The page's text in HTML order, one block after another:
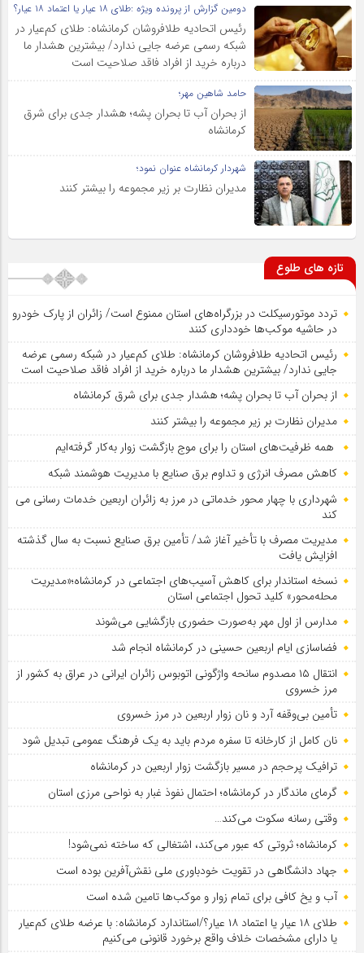
دومین گزارش از پرونده ویژه :طلای ۱۸ عیار یا اعتماد ۱۸ عیار؟
رئیس اتحادیه طلافروشان کرمانشاه: طلای کم‌عیار در
شبکه رسمی عرضه جایی ندارد/ بیشترین هشدار ما
درباره خرید از افراد فاقد صلاحیت است
حامد شاهین مهر؛
از بحران آب تا بحران پشه؛ هشدار جدی برای شرق
کرمانشاه
شهردار کرمانشاه عنوان نمود؛
مدیران نظارت بر زیر مجموعه را بیشتر کنند
تازه های طلوع
تردد موتورسیکلت در بزرگراه‌های استان ممنوع است/ زائران از پارک خودرو
در حاشیه موکب‌ها خودداری کنند
رئیس اتحادیه طلافروشان کرمانشاه: طلای کم‌عیار در شبکه رسمی عرضه
جایی ندارد/ بیشترین هشدار ما درباره خرید از افراد فاقد صلاحیت است
از بحران آب تا بحران پشه؛ هشدار جدی برای شرق کرمانشاه
مدیران نظارت بر زیر مجموعه را بیشتر کنند
همه ظرفیت‌های استان را برای موج بازگشت زوار به‌کار گرفته‌ایم
کاهش مصرف انرژی و تداوم برق صنایع با مدیریت هوشمند شبکه
شهرداری با چهار محور خدماتی در مرز به زائران اربعین خدمات رسانی می
کند
مدیریت مصرف با تأخیر آغاز شد/ تأمین برق صنایع نسبت به سال گذشته
افزایش یافت
نسخه استاندار برای کاهش آسیب‌های اجتماعی در کرمانشاه؛«مدیریت
محله‌محور» کلید تحول اجتماعی استان
مدارس از اول مهر به‌صورت حضوری بازگشایی می‌شوند
فضاسازی ایام اربعین حسینی در کرمانشاه انجام شد
انتقال ۱۵ مصدوم سانحه واژگونی اتوبوس زائران ایرانی در عراق به کشور از
مرز خسروی
تأمین بی‌وقفه آرد و نان زوار اربعین در مرز خسروی
نان کامل از کارخانه تا سفره مردم باید به یک فرهنگ عمومی تبدیل شود
ترافیک پرحجم در مسیر بازگشت زوار اربعین در کرمانشاه
گرمای ماندگار در کرمانشاه؛ احتمال نفوذ غبار به نواحی مرزی استان
وقتی رسانه سکوت می‌کند…
کرمانشاه؛ ثروتی که عبور می‌کند، اشتغالی که ساخته نمی‌شود!
جهاد دانشگاهی در تقویت خودباوری ملی نقش‌آفرین بوده است
آب و یخ کافی برای تمام زوار و موکب‌ها تامین شده است
طلای ۱۸ عیار یا اعتماد ۱۸ عیار؟/استاندارد کرمانشاه: با عرضه طلای کم‌عیار
یا دارای مشخصات خلاف واقع برخورد قانونی می‌کنیم